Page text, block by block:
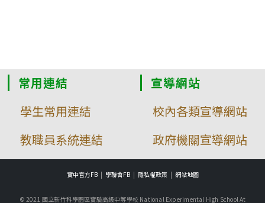
常用連結
學生常用連結
教職員系統連結
宣導網站
校內各類宣導網站
政府機關宣導網站
實中官方FB 學聯會FB 隱私權政策 網站地圖
© 2021 國立新竹科學園區實驗高級中等學校 National Experimental High School At